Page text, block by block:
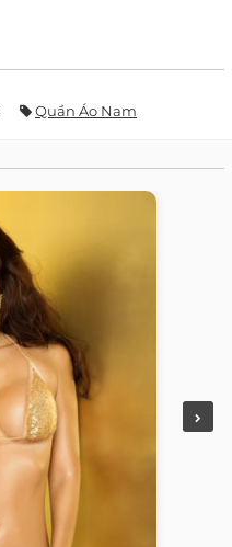
Quần Áo Nam